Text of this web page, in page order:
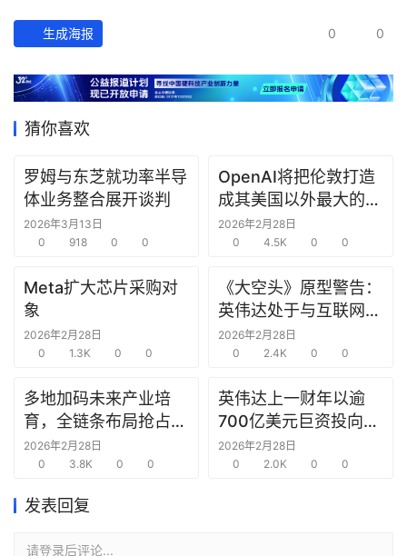
经
数
据
研
选
报
创
投
之
商
机
链
圈
生成海报 0 0
猜你喜欢
罗姆与东芝就功率半导
体业务整合展开谈判
2026年3月13日
0
918 0 0
OpenAI将把伦敦打造
成其美国以外最大的研
究中心
2026年2月28日
0
4.5K 0 0
Meta扩大芯片采购对
象
2026年2月28日
0
1.3K 0 0
《大空头》原型警告：
英伟达处于与互联网泡
沫时期思科同样的“危
险境地”
2026年2月28日
0
2.4K 0 0
多地加码未来产业培
育，全链条布局抢占新
赛道先机
2026年2月28日
0
3.8K 0 0
英伟达上一财年以逾
700亿美元巨资投向合
作方，竭力巩固AI芯片
需求
2026年2月28日
0
2.0K 0 0
发表回复
请登录后评论...